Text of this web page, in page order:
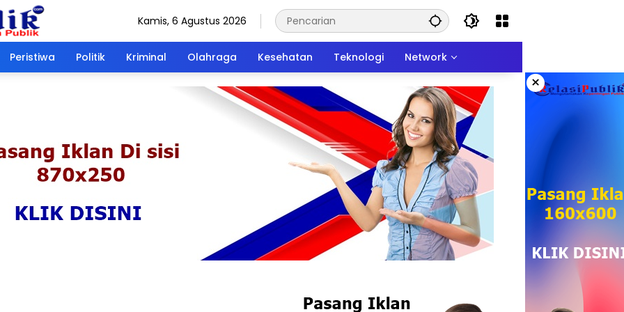
Kamis, 6 Agustus 2026
Peristiwa Politik Kriminal Olahraga Kesehatan Teknologi Network
×